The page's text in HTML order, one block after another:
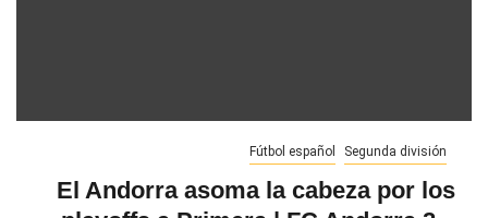
Fútbol español Segunda división
El Andorra asoma la cabeza por los